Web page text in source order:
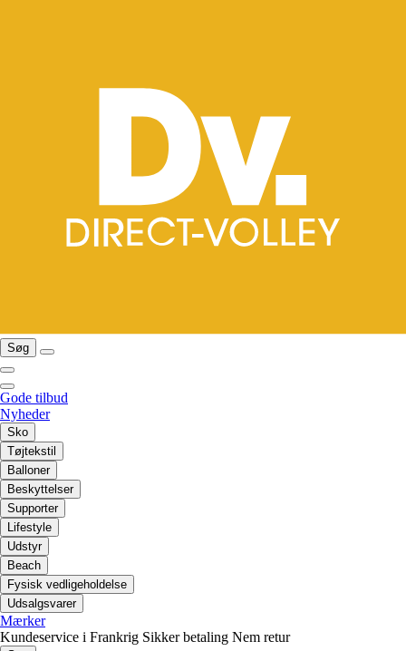
Søg
Gode tilbud
Nyheder
Sko
Tøjtekstil
Balloner
Beskyttelser
Supporter
Lifestyle
Udstyr
Beach
Fysisk vedligeholdelse
Udsalgsvarer
Mærker
Kundeservice i Frankrig Sikker betaling Nem retur